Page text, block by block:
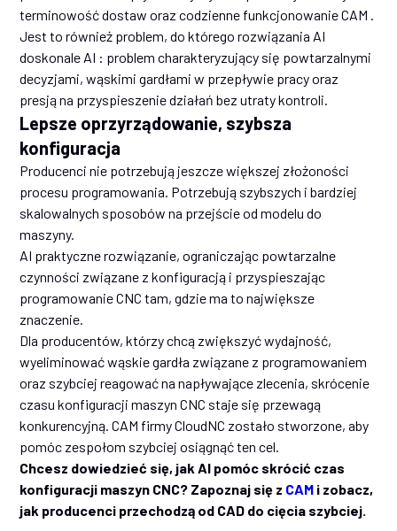
terminowość dostaw oraz codzienne funkcjonowanie CAM .
Jest to również problem, do którego rozwiązania AI
doskonale AI : problem charakteryzujący się powtarzalnymi
decyzjami, wąskimi gardłami w przepływie pracy oraz
presją na przyspieszenie działań bez utraty kontroli.
Lepsze oprzyrządowanie, szybsza
konfiguracja
Producenci nie potrzebują jeszcze większej złożoności
procesu programowania. Potrzebują szybszych i bardziej
skalowalnych sposobów na przejście od modelu do
maszyny.
AI praktyczne rozwiązanie, ograniczając powtarzalne
czynności związane z konfiguracją i przyspieszając
programowanie CNC tam, gdzie ma to największe
znaczenie.
Dla producentów, którzy chcą zwiększyć wydajność,
wyeliminować wąskie gardła związane z programowaniem
oraz szybciej reagować na napływające zlecenia, skrócenie
czasu konfiguracji maszyn CNC staje się przewagą
konkurencyjną. CAM firmy CloudNC zostało stworzone, aby
pomóc zespołom szybciej osiągnąć ten cel.
Chcesz dowiedzieć się, jak AI pomóc skrócić czas
konfiguracji maszyn CNC? Zapoznaj się z CAM i zobacz,
jak producenci przechodzą od CAD do cięcia szybciej.